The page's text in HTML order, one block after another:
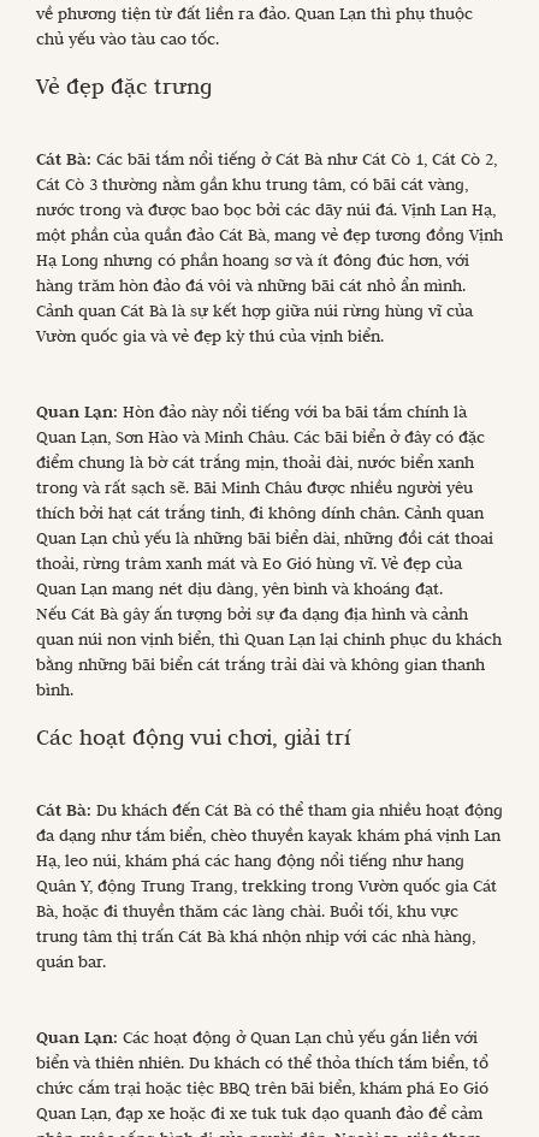
về phương tiện từ đất liền ra đảo. Quan Lạn thì phụ thuộc
chủ yếu vào tàu cao tốc.
Vẻ đẹp đặc trưng
Cát Bà: Các bãi tắm nổi tiếng ở Cát Bà như Cát Cò 1, Cát Cò 2,
Cát Cò 3 thường nằm gần khu trung tâm, có bãi cát vàng,
nước trong và được bao bọc bởi các dãy núi đá. Vịnh Lan Hạ,
một phần của quần đảo Cát Bà, mang vẻ đẹp tương đồng Vịnh
Hạ Long nhưng có phần hoang sơ và ít đông đúc hơn, với
hàng trăm hòn đảo đá vôi và những bãi cát nhỏ ẩn mình.
Cảnh quan Cát Bà là sự kết hợp giữa núi rừng hùng vĩ của
Vườn quốc gia và vẻ đẹp kỳ thú của vịnh biển.
Quan Lạn: Hòn đảo này nổi tiếng với ba bãi tắm chính là
Quan Lạn, Sơn Hào và Minh Châu. Các bãi biển ở đây có đặc
điểm chung là bờ cát trắng mịn, thoải dài, nước biển xanh
trong và rất sạch sẽ. Bãi Minh Châu được nhiều người yêu
thích bởi hạt cát trắng tinh, đi không dính chân. Cảnh quan
Quan Lạn chủ yếu là những bãi biển dài, những đồi cát thoai
thoải, rừng trâm xanh mát và Eo Gió hùng vĩ. Vẻ đẹp của
Quan Lạn mang nét dịu dàng, yên bình và khoáng đạt.
Nếu Cát Bà gây ấn tượng bởi sự đa dạng địa hình và cảnh
quan núi non vịnh biển, thì Quan Lạn lại chinh phục du khách
bằng những bãi biển cát trắng trải dài và không gian thanh
bình.
Các hoạt động vui chơi, giải trí
Cát Bà: Du khách đến Cát Bà có thể tham gia nhiều hoạt động
đa dạng như tắm biển, chèo thuyền kayak khám phá vịnh Lan
Hạ, leo núi, khám phá các hang động nổi tiếng như hang
Quân Y, động Trung Trang, trekking trong Vườn quốc gia Cát
Bà, hoặc đi thuyền thăm các làng chài. Buổi tối, khu vực
trung tâm thị trấn Cát Bà khá nhộn nhịp với các nhà hàng,
quán bar.
Quan Lạn: Các hoạt động ở Quan Lạn chủ yếu gắn liền với
biển và thiên nhiên. Du khách có thể thỏa thích tắm biển, tổ
chức cắm trại hoặc tiệc BBQ trên bãi biển, khám phá Eo Gió
Quan Lạn, đạp xe hoặc đi xe tuk tuk dạo quanh đảo để cảm